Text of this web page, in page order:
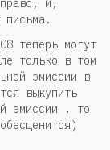
письма.
теперь могут
только в том
эмиссии в
выкупить
эмиссии , то